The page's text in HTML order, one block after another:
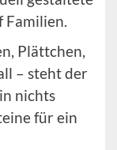
Familien.
Plättchen,
– steht der
nichts
für ein